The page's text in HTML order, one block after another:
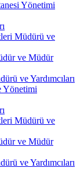
Yönetimi
Müdürü ve
ve Müdür
ve Yardımcıları
Yönetimi
Müdürü ve
ve Müdür
ve Yardımcıları